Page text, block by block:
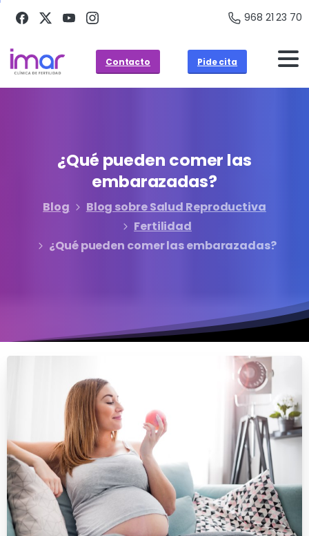
968 21 23 70
Contacto Pide cita
¿Qué pueden comer las
embarazadas?
Blog
Blog sobre Salud Reproductiva
Fertilidad
¿Qué pueden comer las embarazadas?